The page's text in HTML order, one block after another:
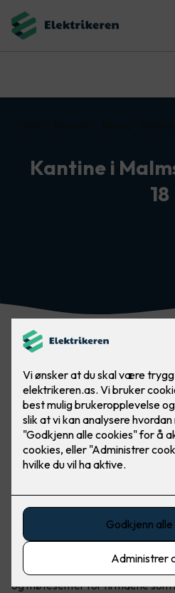
Kantine i
18
Felles kantine og
Kantinen i Malmskriverveien 18 i
og møtesenter for firmaene som